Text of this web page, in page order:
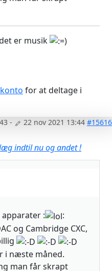
er musik
for at deltage i
- 22 nov 2021 13:44 #15616
indtil nu og andet !
:
:
og Cambridge CXC,
i næste måned.
man får skrapt